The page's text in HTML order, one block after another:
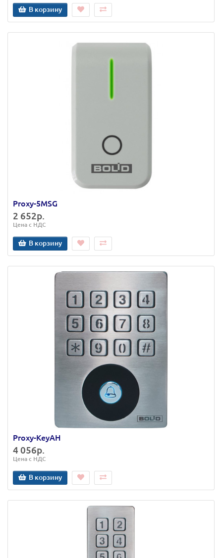
В корзину
Proxy-5MSG
2 652р.
Цена с НДС
В корзину
Proxy-KeyAH
4 056р.
Цена с НДС
В корзину